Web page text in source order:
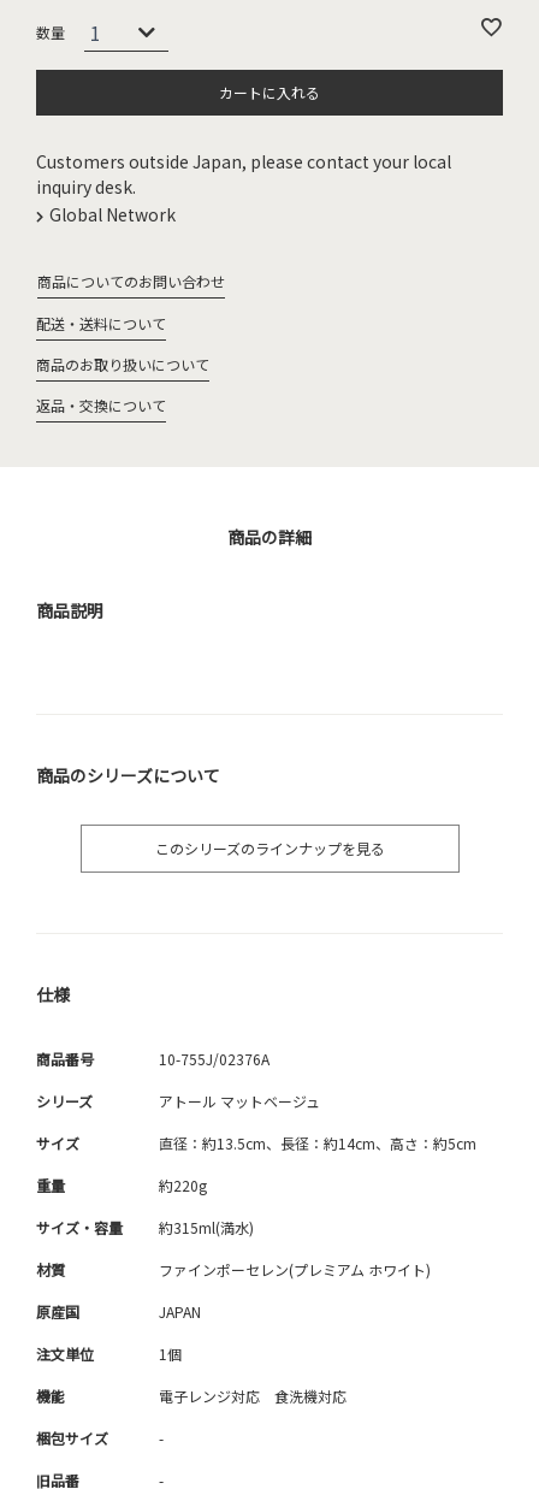
カートに入れる
Customers outside Japan, please contact your local
inquiry desk.
Global Network
商品についてのお問い合わせ
配送・送料について
商品のお取り扱いについて
返品・交換について
商品の詳細
商品説明
商品のシリーズについて
このシリーズのラインナップを見る
仕様
商品番号 10-755J/02376A
シリーズ アトール マットベージュ
サイズ 直径：約13.5cm、長径：約14cm、高さ：約5cm
重量 約220g
サイズ・容量 約315ml(満水)
材質 ファインポーセレン(プレミアム ホワイト)
原産国 JAPAN
注文単位 1個
機能 電子レンジ対応 食洗機対応
梱包サイズ -
旧品番 -